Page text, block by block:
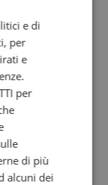
e di
per
e
per
di più
alcuni dei